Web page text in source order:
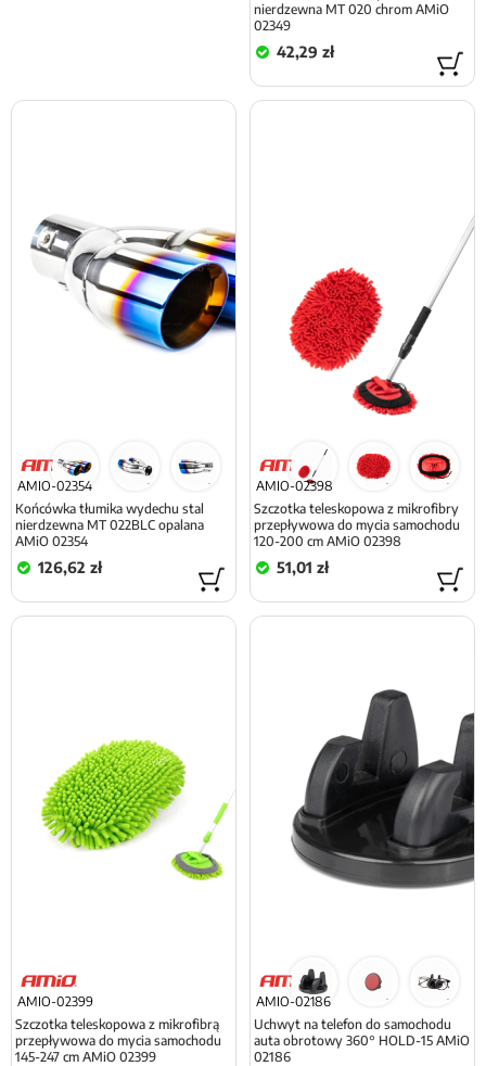
nierdzewna MT 020 chrom AMiO
02349
42,29 zł
AMIO-02354
Końcówka tłumika wydechu stal
nierdzewna MT 022BLC opalana
AMiO 02354
126,62 zł
AMIO-02398
Szczotka teleskopowa z mikrofibry
przepływowa do mycia samochodu
120-200 cm AMiO 02398
51,01 zł
AMIO-02399
Szczotka teleskopowa z mikrofibrą
przepływowa do mycia samochodu
145-247 cm AMiO 02399
AMIO-02186
Uchwyt na telefon do samochodu
auta obrotowy 360° HOLD-15 AMiO
02186